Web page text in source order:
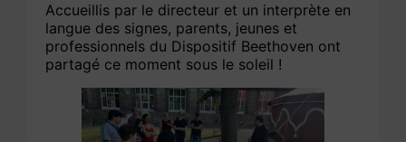
Accueillis par le directeur et un interprète en
langue des signes, parents, jeunes et
professionnels du Dispositif Beethoven ont
partagé ce moment sous le soleil !